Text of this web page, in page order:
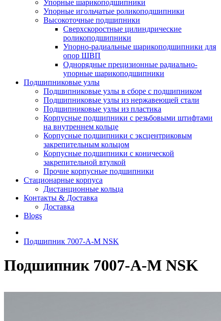
Упорные шарикоподшипники
Упорные игольчатые роликоподшипники
Высокоточные подшипники
Сверхскоростные цилиндрические
роликоподшипники
Упорно-радиальные шарикоподшипники для
опор ШВП
Однорядные прецизионные радиально-
упорные шарикоподшипники
Подшипниковые узлы
Подшипниковые узлы в сборе с подшипником
Подшипниковые узлы из нержавеющей стали
Подшипниковые узлы из пластика
Корпусные подшипники с резьбовыми штифтами
на внутреннем кольце
Корпусные подшипники с эксцентриковым
закрепительным кольцом
Корпусные подшипники с конической
закрепительной втулкой
Прочие корпусные подшипники
Стационарные корпуса
Дистанционные кольца
Контакты & Доставка
Доставка
Blogs
Подшипник 7007-A-M NSK
Подшипник 7007-A-M NSK